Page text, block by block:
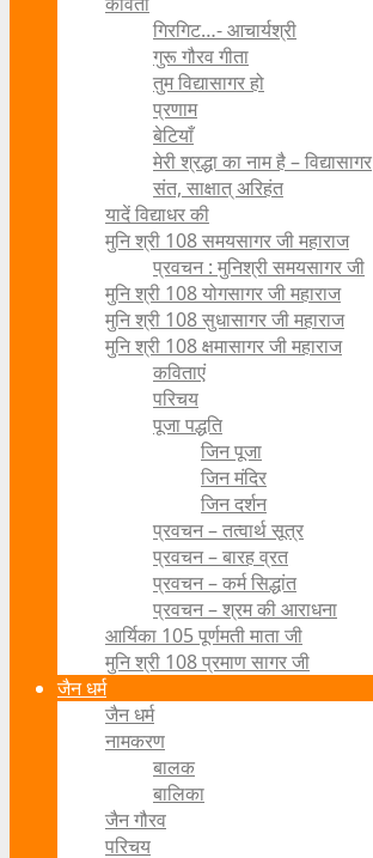
गिरगिट…- आचार्यश्री
गुरू गौरव गीता
तुम विद्यासागर हो
प्रणाम
बेटियाँ
मेरी श्रद्धा का नाम है – विद्यासागर
संत, साक्षात् अरिहंत
यादें विद्याधर की
मुनि श्री 108 समयसागर जी महाराज
प्रवचन : मुनिश्री समयसागर जी
मुनि श्री 108 योगसागर जी महाराज
मुनि श्री 108 सुधासागर जी महाराज
मुनि श्री 108 क्षमासागर जी महाराज
कविताएं
परिचय
पूजा पद्धति
जिन पूजा
जिन मंदिर
जिन दर्शन
प्रवचन – तत्वार्थ सूत्र
प्रवचन – बारह व्रत
प्रवचन – कर्म सिद्धांत
प्रवचन – श्रम की आराधना
आर्यिका 105 पूर्णमती माता जी
मुनि श्री 108 प्रमाण सागर जी
जैन धर्म
जैन धर्म
नामकरण
बालक
बालिका
जैन गौरव
परिचय